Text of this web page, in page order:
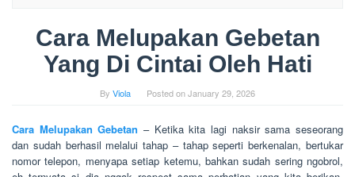
Cara Melupakan Gebetan
Yang Di Cintai Oleh Hati
By Viola Posted onJanuary 29, 2026
Cara Melupakan Gebetan – Ketika kita lagi naksir sama seseorang
dan sudah berhasil melalui tahap – tahap seperti berkenalan, bertukar
nomor telepon, menyapa setiap ketemu, bahkan sudah sering ngobrol,